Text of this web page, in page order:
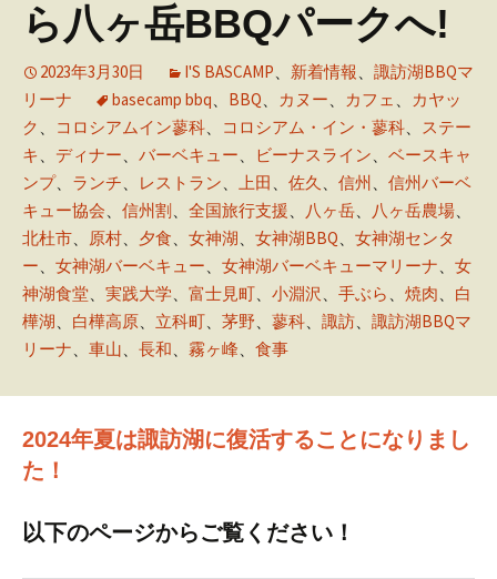
ら八ヶ岳BBQパークへ!
2023年3月30日 I'S BASCAMP、 新着情報、 諏訪湖BBQマ
リーナ
basecamp bbq、 BBQ、 カヌー、 カフェ 、
カヤッ
ク 、 コロシアムイン蓼科、 コロシアム・イン・蓼科、 ステー
キ、 ディナー、 バーベキュー、 ビーナスライン、 ベースキャ
ンプ、 ランチ、 レストラン、 上田 、 佐久 、 信州 、 信州バーベ
キュー協会、 信州割 、 全国旅行支援、 八ヶ岳、 八ヶ岳農場、
北杜市、 原村、 夕食、 女神湖、 女神湖BBQ、 女神湖センタ
ー、 女神湖バーベキュー、 女神湖バーベキューマリーナ、 女
神湖食堂、 実践大学、 富士見町、 小淵沢 、 手ぶら 、 焼肉、 白
樺湖、 白樺高原、 立科町、 茅野、 蓼科、 諏訪、 諏訪湖BBQマ
リーナ、 車山、 長和、 霧ヶ峰、 食事
2024年夏は諏訪湖に復活することになりまし
た！
以下のページからご覧ください！